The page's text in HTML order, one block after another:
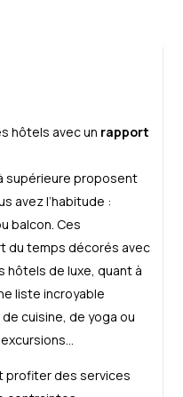
hôtels avec un rapport
supérieure proposent
avez l’habitude :
balcon. Ces
du temps décorés avec
de luxe, quant à
liste incroyable
cuisine, de yoga ou
profiter des services